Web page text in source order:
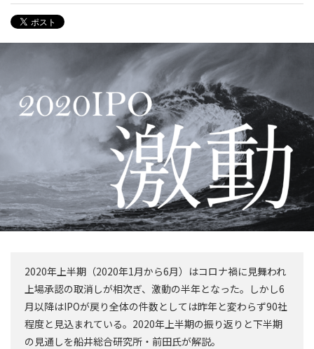
2020年上半期（2020年1月から6月）はコロナ禍に見舞われ
上場承認の取消しが相次ぎ、激動の半年となった。しかし6
月以降はIPOが戻り全体の件数としては昨年と変わらず90社
程度と見込まれている。2020年上半期の振り返りと下半期
の見通しを船井総合研究所・前田氏が解説。